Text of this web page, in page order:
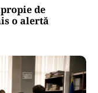
de
o alertă